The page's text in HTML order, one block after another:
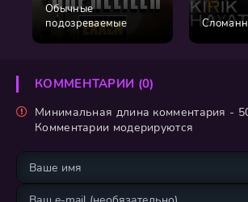
Обычные
подозреваемые
КОММЕНТАРИИ (0)
Минимальная длина комментария -
Комментарии модерируются